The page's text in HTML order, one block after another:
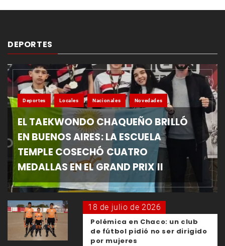
DEPORTES
Deportes Locales Nacionales Novedades
EL TAEKWONDO CHAQUEÑO BRILLÓ
EN BUENOS AIRES: LA ESCUELA
TEMPLE COSECHÓ CUATRO
MEDALLAS EN EL GRAND PRIX II
18 de julio de 2026
Polémica en Chaco: un club
de fútbol pidió no ser dirigido
por mujeres